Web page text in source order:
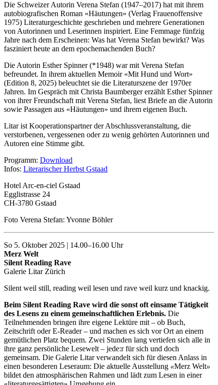
Die Schweizer Autorin Verena Stefan (1947–2017) hat mit ihrem
autobiografischen Roman «Häutungen» (Verlag Frauenoffensive
1975) Literaturgeschichte geschrieben und mehrere Generationen
von Autorinnen und Leserinnen inspiriert. Eine Femmage fünfzig
Jahre nach dem Erscheinen: Was hat Verena Stefan bewirkt? Was
fasziniert heute an dem epochemachenden Buch?
Die Autorin Esther Spinner (*1948) war mit Verena Stefan
befreundet. In ihrem aktuellen Memoir «Mit Hund und Wort»
(Edition 8, 2025) beleuchtet sie die Literaturszene der 1970er
Jahren. Im Gespräch mit Christa Baumberger erzählt Esther Spinner
von ihrer Freundschaft mit Verena Stefan, liest Briefe an die Autorin
sowie Passagen aus «Häutungen» und ihrem eigenen Buch.
Litar ist Kooperationspartner der Abschlussveranstaltung, die
verstorbenen, vergessenen oder zu wenig gehörten Autorinnen und
Autoren eine Stimme gibt.
Programm: Download
Infos: Literarischer Herbst Gstaad
Hotel Arc-en-ciel Gstaad
Egglistrasse 24
CH-3780 Gstaad
Foto Verena Stefan: Yvonne Böhler
So 5. Oktober 2025 | 14.00–16.00 Uhr
Merz Welt
Silent Reading Rave
Galerie Litar Zürich
Silent weil still, reading weil lesen und rave weil kurz und knackig.
Beim Silent Reading Rave wird die sonst oft einsame Tätigkeit
des Lesens zu einem gemeinschaftlichen Erlebnis. Die
Teilnehmenden bringen ihre eigene Lektüre mit – ob Buch,
Zeitschrift oder E-Reader – und machen es sich vor Ort an einem
gemütlichen Platz bequem. Zwei Stunden lang vertiefen sich alle in
ihre ganz persönliche Lesewelt – jede:r für sich und doch
gemeinsam. Die Galerie Litar verwandelt sich für diesen Anlass in
einen besonderen Leseraum: Die aktuelle Ausstellung «Merz Welt»
bildet den atmosphärischen Rahmen und lädt zum Lesen in einer